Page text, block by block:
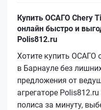
Купить ОСАГО Chery
онлайн быстро и
Polis812.ru
Хотите купить ОСАГО
в Барнауле без
предложения от
агрегаторе
полиса за минуту,